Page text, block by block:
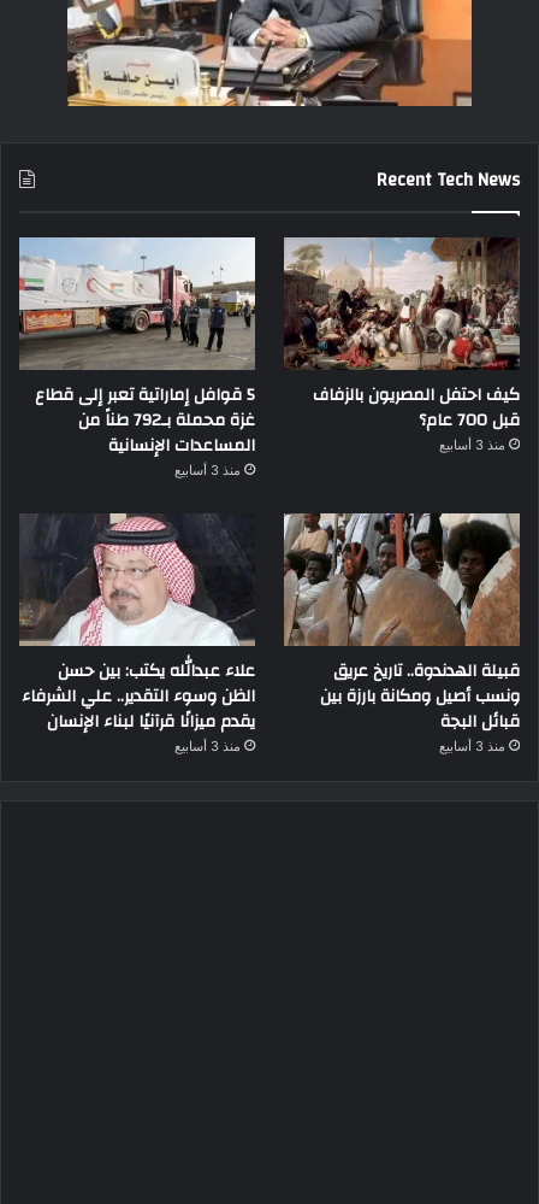
Recent Tech News
كيف احتفل المصريون بالزفاف
قبل 700 عام؟
منذ 3 أسابيع
5 قوافل إماراتية تعبر إلى قطاع
غزة محملة بـ792 طناً من
المساعدات الإنسانية
منذ 3 أسابيع
قبيلة الهدندوة.. تاريخ عريق
ونسب أصيل ومكانة بارزة بين
قبائل البجة
منذ 3 أسابيع
علاء عبدالله يكتب: بين حسن
الظن وسوء التقدير.. علي الشرفاء
يقدم ميزانًا قرآنيًا لبناء الإنسان
منذ 3 أسابيع